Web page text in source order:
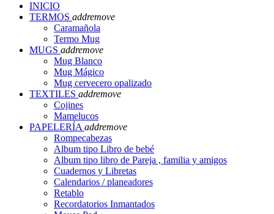
INICIO
TERMOS addremove
Caramañola
Termo Mug
MUGS addremove
Mug Blanco
Mug Mágico
Mug cervecero opalizado
TEXTILES addremove
Cojines
Mamelucos
PAPELERÍA addremove
Rompecabezas
Album tipo Libro de bebé
Album tipo libro de Pareja , familia y amigos
Cuadernos y Libretas
Calendarios / planeadores
Retablo
Recordatorios Inmantados